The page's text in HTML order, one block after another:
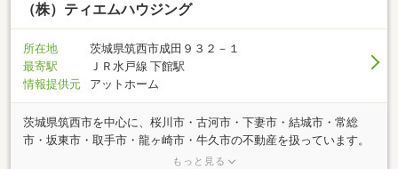
（株）ティエムハウジング
所在地
茨城県筑西市成田９３２－１
最寄駅
ＪＲ水戸線 下館駅
情報提供元
アットホーム
茨城県筑西市を中心に、桜川市・古河市・下妻市・結城市・常総
市・坂東市・取手市・龍ヶ崎市・牛久市の不動産を扱っています。
株式会社ティエムハウジングでは、お客様へ多くの情報を提供し、
もっと見る